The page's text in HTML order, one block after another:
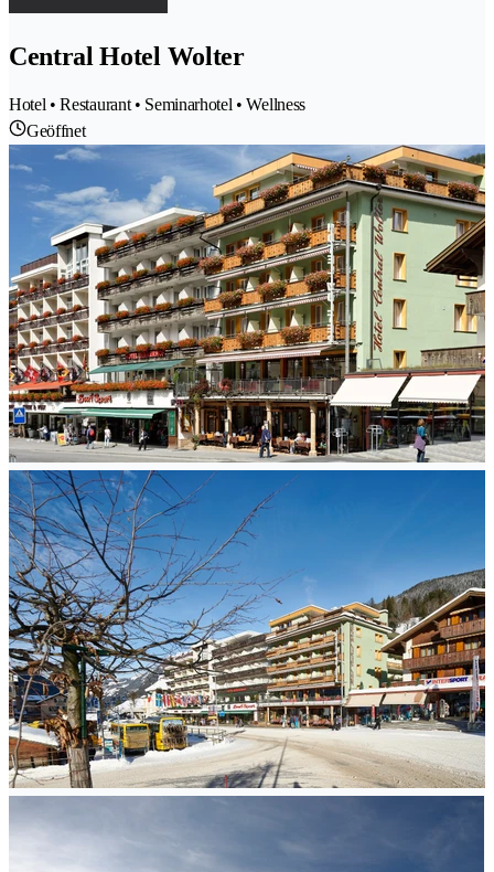
Central Hotel Wolter
Hotel • Restaurant • Seminarhotel • Wellness
Geöffnet